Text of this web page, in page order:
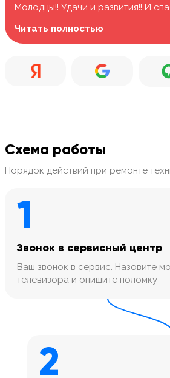
Молодцы!! Удачи и развития!! И
Читать полностью
Схема работы
Порядок действий при ремонте
1
Звонок в сервисный центр
Ваш звонок в сервис. Назовите
телевизора и опишите поломку
2